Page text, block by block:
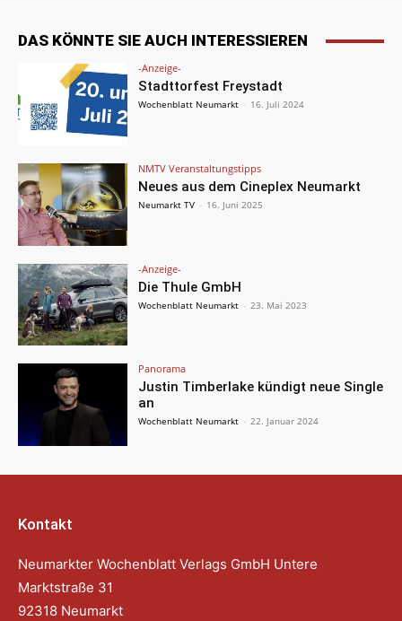
DAS KÖNNTE SIE AUCH INTERESSIEREN
-Anzeige-
Stadttorfest Freystadt
Wochenblatt Neumarkt - 16. Juli 2024
NMTV Veranstaltungstipps
Neues aus dem Cineplex Neumarkt
Neumarkt TV - 16. Juni 2025
-Anzeige-
Die Thule GmbH
Wochenblatt Neumarkt - 23. Mai 2023
Panorama
Justin Timberlake kündigt neue Single
an
Wochenblatt Neumarkt - 22. Januar 2024
Kontakt
Neumarkter Wochenblatt Verlags GmbH Untere
Marktstraße 31
92318 Neumarkt